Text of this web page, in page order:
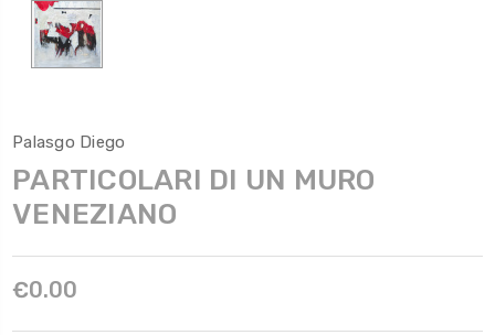
Palasgo Diego
PARTICOLARI DI UN MURO
VENEZIANO
€0.00